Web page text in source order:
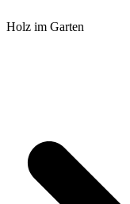
Holz im Garten